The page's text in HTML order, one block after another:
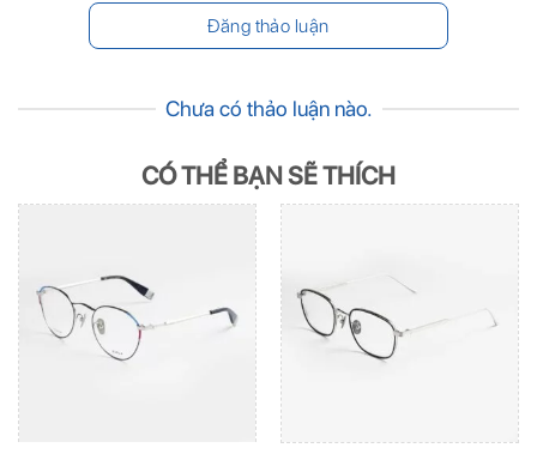
Chưa có thảo luận nào.
CÓ THỂ BẠN SẼ THÍCH